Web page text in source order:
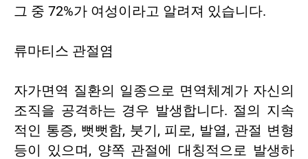
그 중 72%가 여성이라고 알려져 있습니다.
류마티스 관절염
자가면역 질환의 일종으로 면역체계가 자신의
조직을 공격하는 경우 발생합니다. 절의 지속
적인 통증, 뻣뻣함, 붓기, 피로, 발열, 관절 변형
등이 있으며, 양쪽 관절에 대칭적으로 발생하